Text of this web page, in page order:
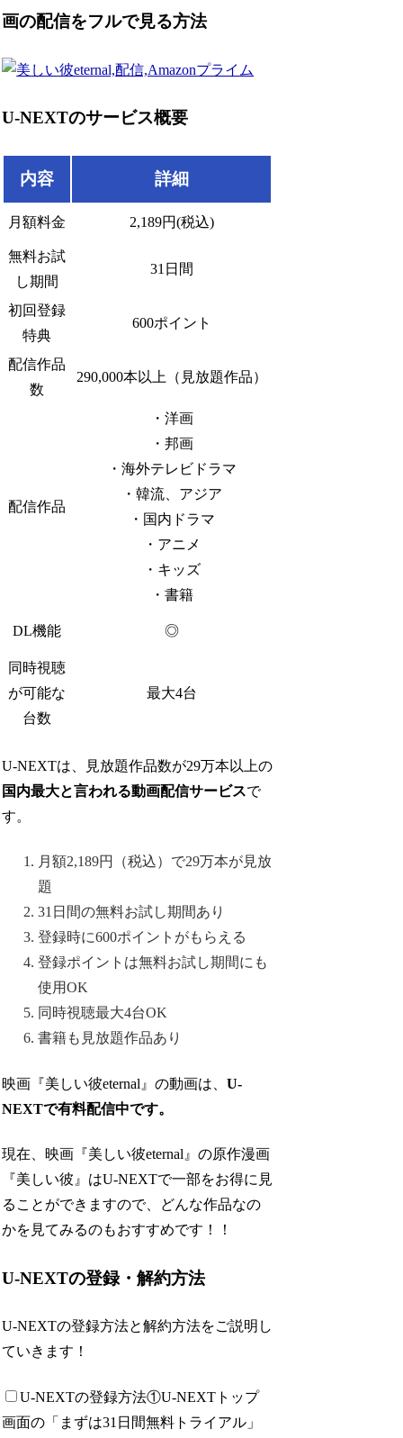
画の配信をフルで見る方法
U-NEXTのサービス概要
内容 詳細
月額料金 2,189円(税込)
無料お試
し期間
31日間
初回登録
特典
600ポイント
配信作品
数
290,000本以上（見放題作品）
配信作品
・洋画
・邦画
・海外テレビドラマ
・韓流、アジア
・国内ドラマ
・アニメ
・キッズ
・書籍
DL機能 ◎
同時視聴
が可能な
台数
最大4台
U-NEXTは、見放題作品数が29万本以上の
国内最大と言われる動画配信サービスで
す。
月額2,189円（税込）で29万本が見放
題
31日間の無料お試し期間あり
登録時に600ポイントがもらえる
登録ポイントは無料お試し期間にも
使用OK
同時視聴最大4台OK
書籍も見放題作品あり
映画『美しい彼eternal』の動画は、U-
NEXTで有料配信中です。
現在、映画『美しい彼eternal』の原作漫画
『美しい彼』はU-NEXTで一部をお得に見
ることができますので、どんな作品なの
かを見てみるのもおすすめです！！
U-NEXTの登録・解約方法
U-NEXTの登録方法と解約方法をご説明し
ていきます！
U-NEXTの登録方法①U-NEXTトップ
画面の「まずは31日間無料トライアル」